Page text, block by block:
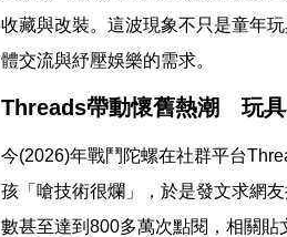
收藏與改裝。這波現象不只是童年
體交流與紓壓娛樂的需求。
Threads帶動懷舊熱潮 玩具
今(2026)年戰鬥陀螺在社群平台
孩「嗆技術很爛」，於是發文求網
數甚至達到800多萬次點閱，相關